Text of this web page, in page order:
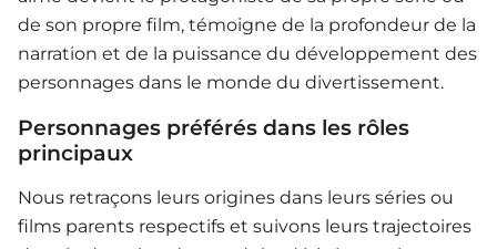
de son propre film, témoigne de la profondeur de la
narration et de la puissance du développement des
personnages dans le monde du divertissement.
Personnages préférés dans les rôles
principaux
Nous retraçons leurs origines dans leurs séries ou
films parents respectifs et suivons leurs trajectoires